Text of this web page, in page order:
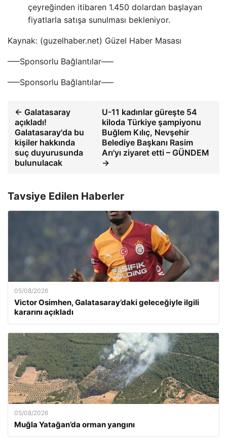
çeyreğinden itibaren 1.450 dolardan başlayan
fiyatlarla satışa sunulması bekleniyor.
Kaynak: (guzelhaber.net) Güzel Haber Masası
—–Sponsorlu Bağlantılar—–
—–Sponsorlu Bağlantılar—–
← Galatasaray
açıkladı!
Galatasaray'da bu
kişiler hakkında
suç duyurusunda
bulunulacak
U-11 kadınlar güreşte 54
kiloda Türkiye şampiyonu
Buğlem Kılıç, Nevşehir
Belediye Başkanı Rasim
Arı'yı ​​ziyaret etti – GÜNDEM
→
Tavsiye Edilen Haberler
05/08/2026
Victor Osimhen, Galatasaray’daki geleceğiyle ilgili
kararını açıkladı
05/08/2026
Muğla Yatağan’da orman yangını